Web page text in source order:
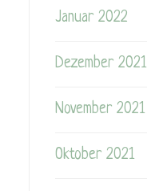
Januar 2022
Dezember 2021
November 2021
Oktober 2021